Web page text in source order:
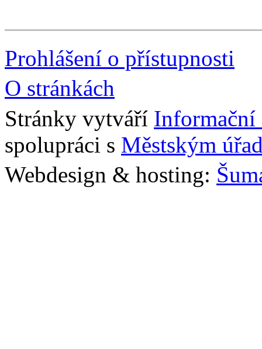
Prohlášení o přístupnosti
O stránkách
Stránky vytváří Informační
spolupráci s Městským
Webdesign & hosting: